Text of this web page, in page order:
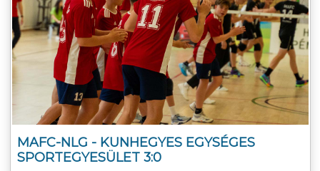
MAFC-NLG - KUNHEGYES EGYSÉGES
SPORTEGYESÜLET 3:0